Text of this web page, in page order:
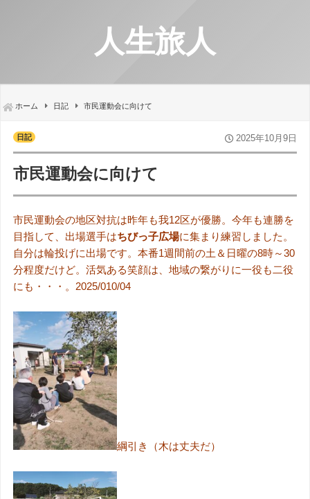
人生旅人
ホーム 日記 市民運動会に向けて
日記 2025年10月9日
市民運動会に向けて
市民運動会の地区対抗は昨年も我12区が優勝。今年も連勝を
目指して、出場選手はちびっ子広場に集まり練習しました。
自分は輪投げに出場です。本番1週間前の土＆日曜の8時～30
分程度だけど。活気ある笑顔は、地域の繋がりに一役も二役
にも・・・。2025/010/04
綱引き（木は丈夫だ）